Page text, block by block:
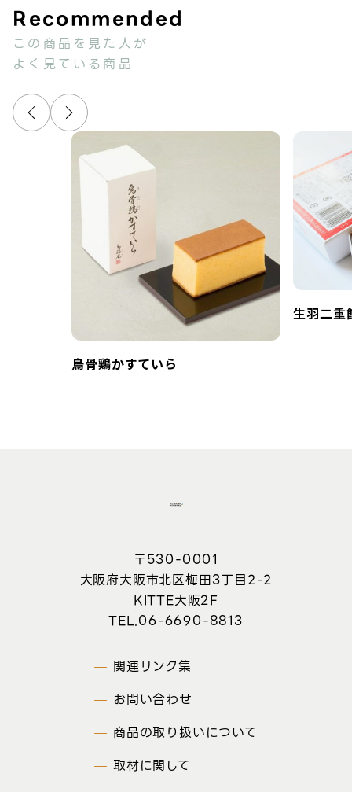
この商品を見た人が
よく見ている商品
烏骨鶏かすていら
生羽二重
〒530-0001
大阪府大阪市北区梅田3丁目2-2
KITTE大阪2F
06-6690-8813
関連リンク集
お問い合わせ
商品の取り扱いについて
取材に関して